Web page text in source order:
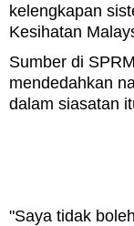
kelengkapan
Kesihatan
Sumber di
mendedahkan
dalam siasatan
"Saya tidak